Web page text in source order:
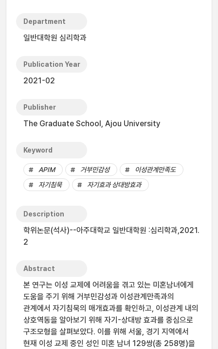
Department
일반대학원 심리학과
Publication Year
2021-02
Publisher
The Graduate School, Ajou University
Keyword
APIM 거부민감성
이성관계만족도
자기침묵
자기효과 상대방효과
Description
학위논문(석사)--아주대학교 일반대학원 :심리학과,2021.
2
Abstract
본 연구는 이성 교제에 어려움을 겪고 있는 미혼남녀에게
도움을 주기 위해 거부민감성과 이성관계만족과의
관계에서 자기침묵의 매개효과를 확인하고, 이성관계 내의
상호역동을 알아보기 위해 자기-상대방 효과를 중심으로
구조모형을 살펴보았다. 이를 위해 서울, 경기 지역에서
현재 이성 교제 중인 성인 미혼 남녀 129쌍(총 258명)을